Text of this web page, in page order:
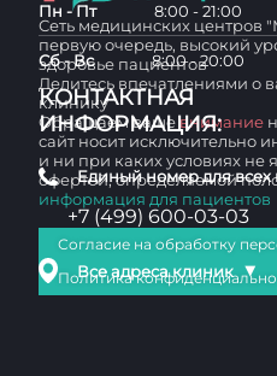
Пн - Пт 8:00 - 21:00
Сб - Вс 8:00 - 20:00
КОНТАКТНАЯ
ИНФОРМАЦИЯ:
Единый номер для всех
+7 (499) 600-03-03
Все адреса клиник ▼
Сеть медицинских центров
первую очередь, высокий
здоровье пациентов
Делитесь впечатлениями о
клинику
Обращаем вашевнимание
сайт носит исключительно
и ни при каких условиях не
офертой, определяемой
информация для пациентов
Согласие на обработку
Политика